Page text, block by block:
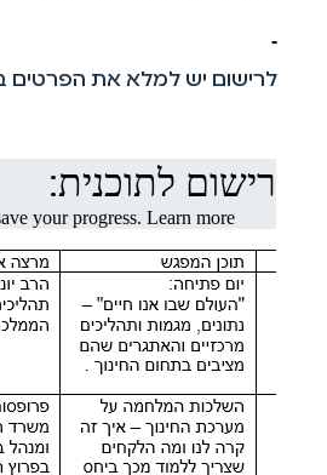
לרישום יש למלא את הפרטים